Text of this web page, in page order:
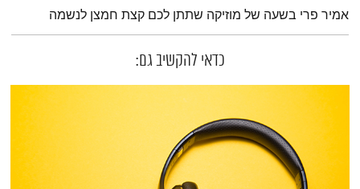
תמצית הפודקאסט
אמיר פרי בשעה של מוזיקה שתתן לכם קצת חמצן לנשמה
כדאי להקשיב גם: